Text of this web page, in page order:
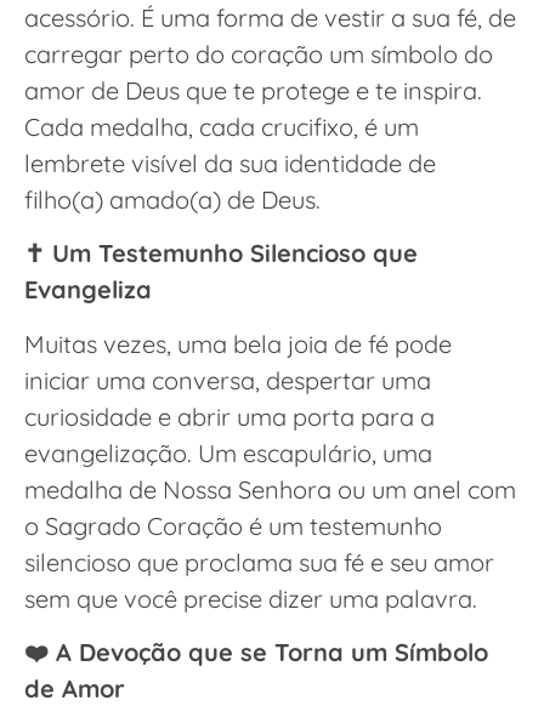
acessório. É uma forma de vestir a sua fé, de
carregar perto do coração um símbolo do
amor de Deus que te protege e te inspira.
Cada medalha, cada crucifixo, é um
lembrete visível da sua identidade de
filho(a) amado(a) de Deus.
✝️ Um Testemunho Silencioso que
Evangeliza
Muitas vezes, uma bela joia de fé pode
iniciar uma conversa, despertar uma
curiosidade e abrir uma porta para a
evangelização. Um escapulário, uma
medalha de Nossa Senhora ou um anel com
o Sagrado Coração é um testemunho
silencioso que proclama sua fé e seu amor
sem que você precise dizer uma palavra.
❤️ A Devoção que se Torna um Símbolo
de Amor